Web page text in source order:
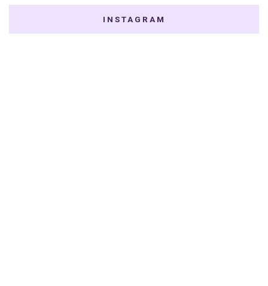
INSTAGRAM